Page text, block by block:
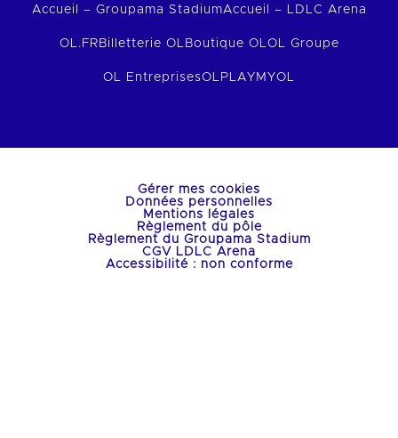
Accueil – Groupama StadiumAccueil – LDLC Arena
OL.FR Billetterie OL Boutique OLOL Groupe
OL EntreprisesOLPLAY MYOL
Gérer mes cookies
Données personnelles
Mentions légales
Règlement du pôle
Règlement du Groupama Stadium
CGV LDLC Arena
Accessibilité : non conforme